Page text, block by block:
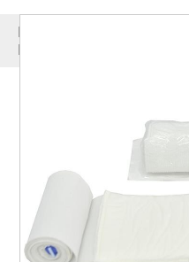
MEER
PRODUCTEN